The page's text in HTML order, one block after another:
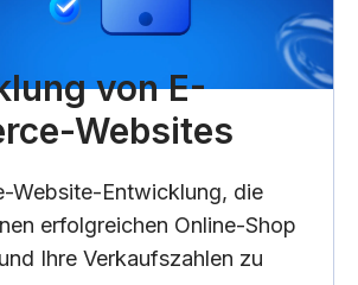
von E-
Websites
Website-Entwicklung, die
erfolgreichen Online-Shop
Ihre Verkaufszahlen zu